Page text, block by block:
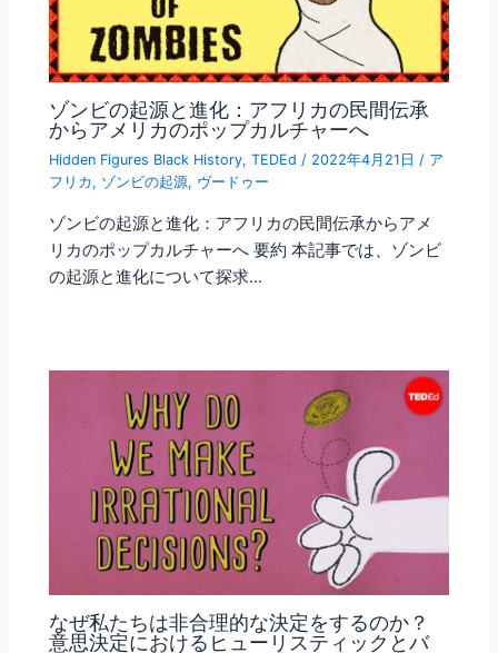
ゾンビの起源と進化：アフリカの民間伝承
からアメリカのポップカルチャーへ
Hidden Figures Black History,TEDEd / 2022年4月21日 / ア
フリカ , ゾンビの起源, ヴードゥー
ゾンビの起源と進化：アフリカの民間伝承からアメ
リカのポップカルチャーへ 要約 本記事では、ゾンビ
の起源と進化について探求…
なぜ私たちは非合理的な決定をするのか？
意思決定におけるヒューリスティックとバ